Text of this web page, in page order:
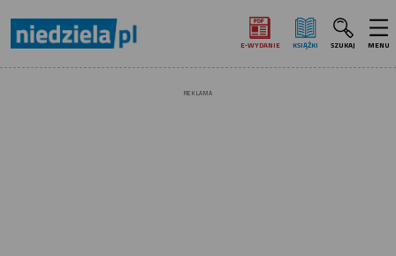
E‑WYDANIE KSIĄŻKI SZUKAJ MENU
REKLAMA